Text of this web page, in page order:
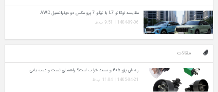
مقایسه لوکانو L7 با تیگو 7 پرو مکس دو دیفرانسیل AWD
1404-09-06 | 9:51 ب.ظ
مقالات
رله فن پژو ۴۰۵ و سمند خراب است؟ راهنمای تست و عیب‌ یابی
1405-04-21 | 11:04 ب.ظ